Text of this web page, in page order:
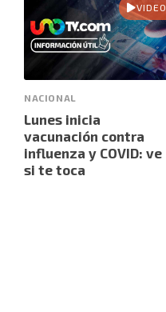
VIDEO
NACIONAL
Lunes inicia
vacunación contra
influenza y COVID: ve
si te toca